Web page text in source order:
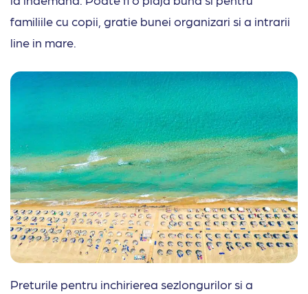
familiile cu copii, gratie bunei organizari si a intrarii
line in mare.
Preturile pentru inchirierea sezlongurilor si a